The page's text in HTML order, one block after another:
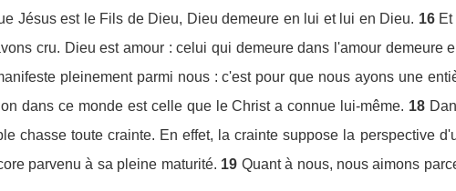
Jésus est le Fils de Dieu, Dieu demeure en lui et lui en Dieu. 16
cru. Dieu est amour : celui qui demeure dans l'amour demeure
pleinement parmi nous : c'est pour que nous ayons une
dans ce monde est celle que le Christ a connue lui-même. 18
chasse toute crainte. En effet, la crainte suppose la perspective
parvenu à sa pleine maturité. 19 Quant à nous, nous aimons